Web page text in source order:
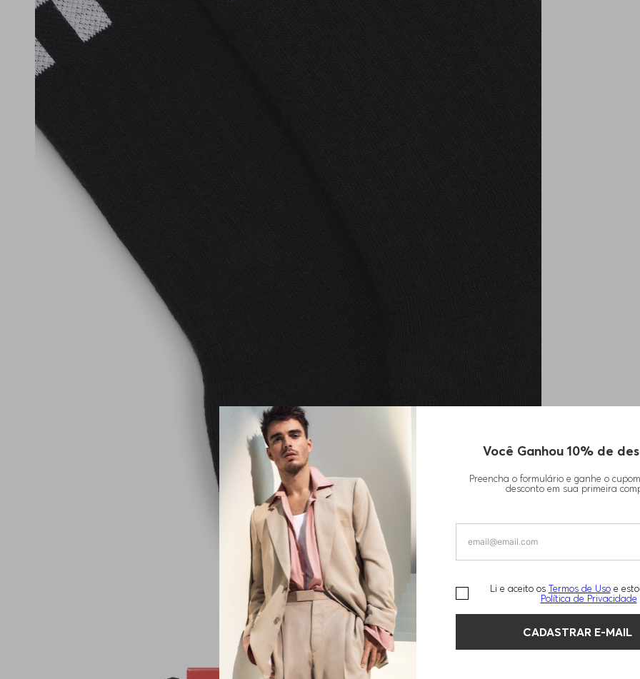
Você Ganhou 10% de
Preencha o formulário e ganhe o
desconto em sua primeira
Li e aceito os Termos de Uso e
Política de Privacidade
CADASTRAR E-MAIL